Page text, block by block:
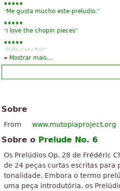
“Me gusta mucho este preludio.”
“i love the chopin pieces”
“bela canção!”
Mostrar mais...
Sobre
From www.mutopiaproject.org
Sobre o Prelude No. 6
Os Prelúdios Op. 28 de Frédéric
de 24 peças curtas escritas para
tonalidade. Embora o termo
uma peça introdutória, os